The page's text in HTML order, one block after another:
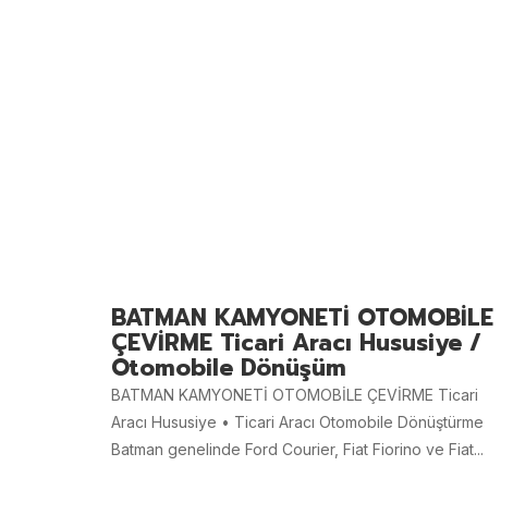
BATMAN KAMYONETİ OTOMOBİLE
ÇEVİRME Ticari Aracı Hususiye /
Otomobile Dönüşüm
BATMAN KAMYONETİ OTOMOBİLE ÇEVİRME Ticari
Aracı Hususiye • Ticari Aracı Otomobile Dönüştürme
Batman genelinde Ford Courier, Fiat Fiorino ve Fiat...